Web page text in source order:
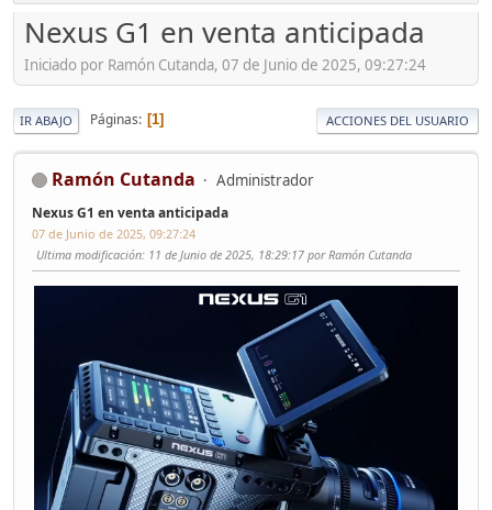
Nexus G1 en venta anticipada
Iniciado por Ramón Cutanda, 07 de Junio de 2025, 09:27:24
IR ABAJO Páginas 1 ACCIONES DEL USUARIO
Ramón Cutanda Administrador
Nexus G1 en venta anticipada
07 de Junio de 2025, 09:27:24
Ultima modificación: 11 de Junio de 2025, 18:29:17 por Ramón Cutanda